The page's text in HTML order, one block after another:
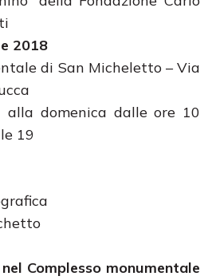
2018
di San Micheletto – Via
alla domenica dalle ore 10
19
Complesso monumentale